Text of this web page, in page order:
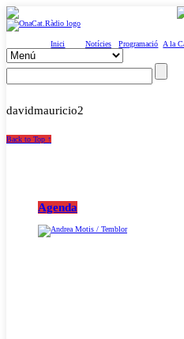
Inici Notícies Programació A la
davidmauricio2
Back to Top ↑
Agenda